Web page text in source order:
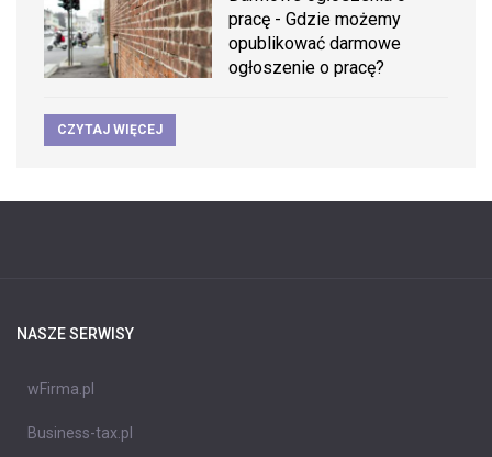
pracę - Gdzie możemy
opublikować darmowe
ogłoszenie o pracę?
CZYTAJ WIĘCEJ
NASZE SERWISY
wFirma.pl
Business-tax.pl